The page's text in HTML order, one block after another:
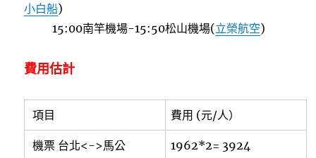
小白船)
15:00南竿機場-15:50松山機場(立榮航空)
費用估計
項目 費用 (元/人）
機票 台北<->馬公 1962*2= 3924